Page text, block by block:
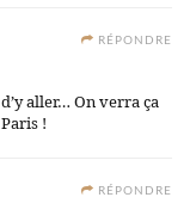
RÉPONDRE
aller… On verra ça
!
RÉPONDRE